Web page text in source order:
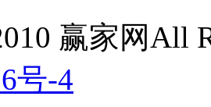
赢家网All
号-4